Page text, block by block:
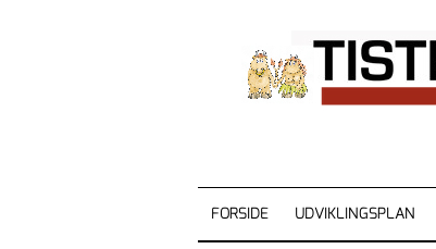
FORSIDE UDVIKLINGSPLAN